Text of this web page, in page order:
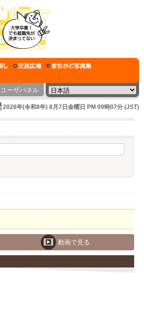
ユーザパネル
2026年(令和8年) 8月7日金曜日 PM 09時07分 (JST)
動画で見る